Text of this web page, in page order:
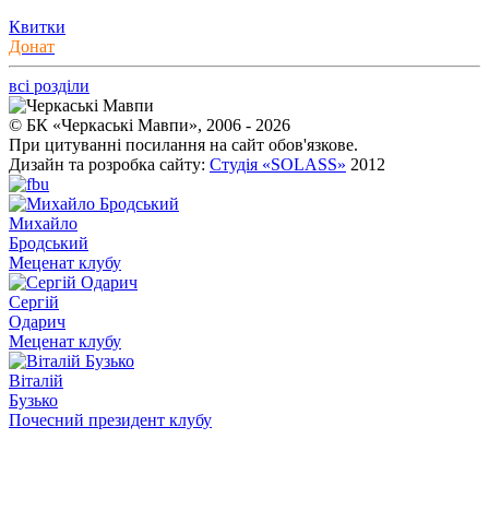
Квитки
Донат
всі розділи
© БК «Черкаські Мавпи», 2006 - 2026
При цитуванні посилання на сайт обов'язкове.
Дизайн та розробка сайту: Студія «SOLASS» 2012
Михайло
Бродський
Меценат клубу
Сергій
Одарич
Меценат клубу
Віталій
Бузько
Почесний президент клубу